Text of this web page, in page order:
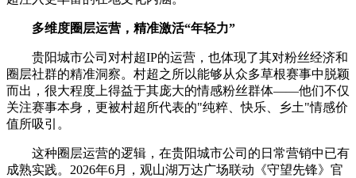
多维度圈层运营，精准激活“年轻力”
贵阳城市公司对村超IP的运营，也体现了其对粉丝经济和
圈层社群的精准洞察。村超之所以能够从众多草根赛事中脱颖
而出，很大程度上得益于其庞大的情感粉丝群体——他们不仅
关注赛事本身，更被村超所代表的"纯粹、快乐、乡土"情感价
值所吸引。
这种圈层运营的逻辑，在贵阳城市公司的日常营销中已有
成熟实践。2026年6月，观山湖万达广场联动《守望先锋》官